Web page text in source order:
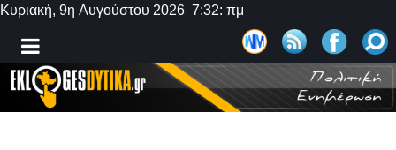
Κυριακή, 9η Αυγούστου 2026 7:32: πμ